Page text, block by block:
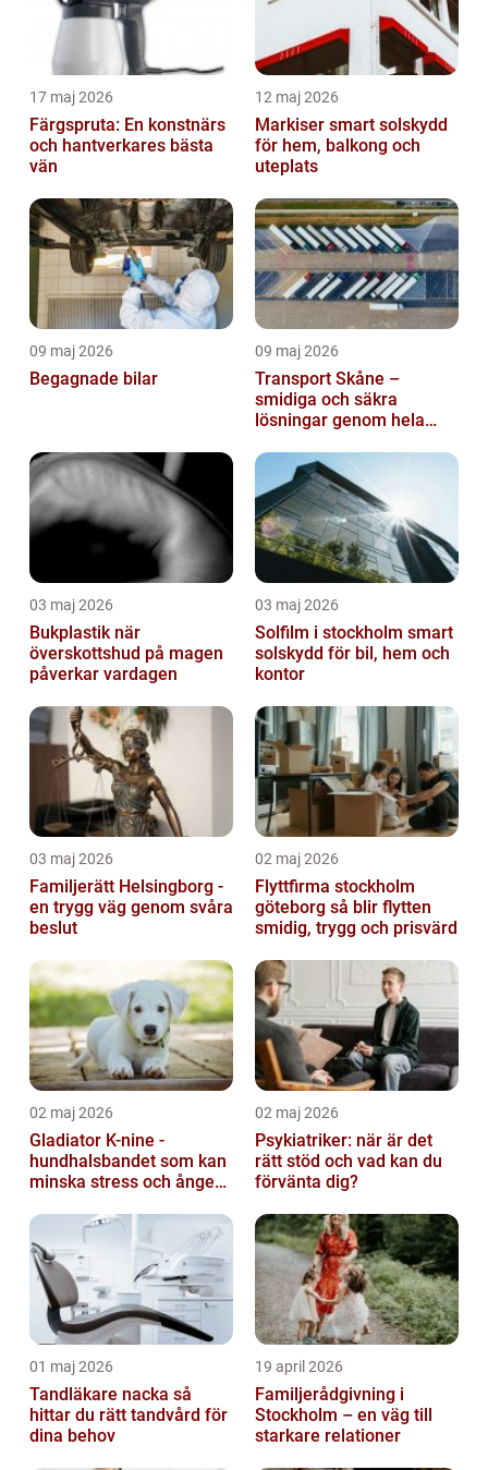
17 maj 2026
Färgspruta: En konstnärs
och hantverkares bästa
vän
12 maj 2026
Markiser smart solskydd
för hem, balkong och
uteplats
09 maj 2026
Begagnade bilar
09 maj 2026
Transport Skåne –
smidiga och säkra
lösningar genom hela
03 maj 2026
Bukplastik när
överskottshud på magen
påverkar vardagen
03 maj 2026
Solfilm i stockholm smart
solskydd för bil, hem och
kontor
03 maj 2026
Familjerätt Helsingborg -
en trygg väg genom svåra
beslut
02 maj 2026
Flyttfirma stockholm
göteborg så blir flytten
smidig, trygg och prisvärd
02 maj 2026
Gladiator K-nine -
hundhalsbandet som kan
minska stress och ångest
02 maj 2026
Psykiatriker: när är det
rätt stöd och vad kan du
förvänta dig?
01 maj 2026
Tandläkare nacka så
hittar du rätt tandvård för
dina behov
19 april 2026
Familjerådgivning i
Stockholm – en väg till
starkare relationer